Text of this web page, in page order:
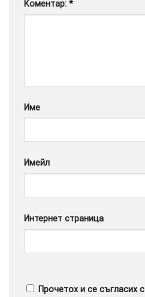
Коментар: *
Име
Имейл
Интернет страница
Прочетох и се съгласих с
УСЛУГИ ОПЦИИ